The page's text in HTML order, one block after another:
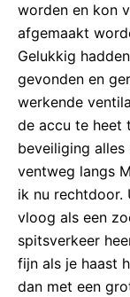
worden en kon
afgemaakt
Gelukkig
gevonden en
werkende
de accu te heet
beveiliging
ventweg langs
ik nu rechtdoor.
vloog als een
spitsverkeer
fijn als je haast
dan met een